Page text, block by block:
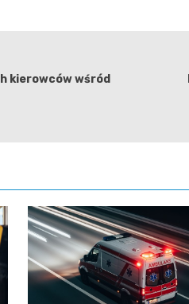
kierowców wśród